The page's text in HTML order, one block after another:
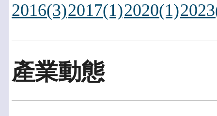
2016(3)2017(1)2020(1)
產業動態